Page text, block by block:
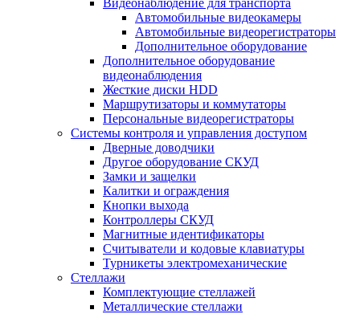
Видеонаблюдение для транспорта
Автомобильные видеокамеры
Автомобильные видеорегистраторы
Дополнительное оборудование
Дополнительное оборудование
видеонаблюдения
Жесткие диски HDD
Маршрутизаторы и коммутаторы
Персональные видеорегистраторы
Системы контроля и управления доступом
Дверные доводчики
Другое оборудование СКУД
Замки и защелки
Калитки и ограждения
Кнопки выхода
Контроллеры СКУД
Магнитные идентификаторы
Считыватели и кодовые клавиатуры
Турникеты электромеханические
Стеллажи
Комплектующие стеллажей
Металлические стеллажи